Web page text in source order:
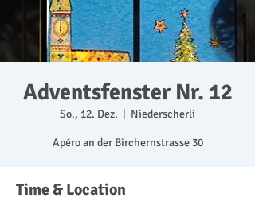
Adventsfenster Nr. 12
So., 12. Dez. Niederscherli
Apéro an der Birchernstrasse 30
Time & Location